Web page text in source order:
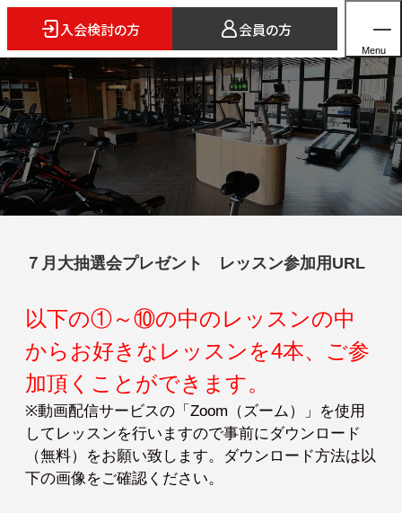
入会検討の方 会員の方
Menu
ホーム
店舗検索
3FITとは
法人会員のご案内
入会検討の方 会員の方
公式SNSアカウント
７月大抽選会プレゼント レッスン参加用URL
以下の①～⑩の中のレッスンの中
からお好きなレッスンを4本、ご参
加頂くことができます。
※動画配信サービスの「Zoom（ズーム）」を使用
してレッスンを行いますので事前にダウンロード
（無料）をお願い致します。ダウンロード方法は以
下の画像をご確認ください。